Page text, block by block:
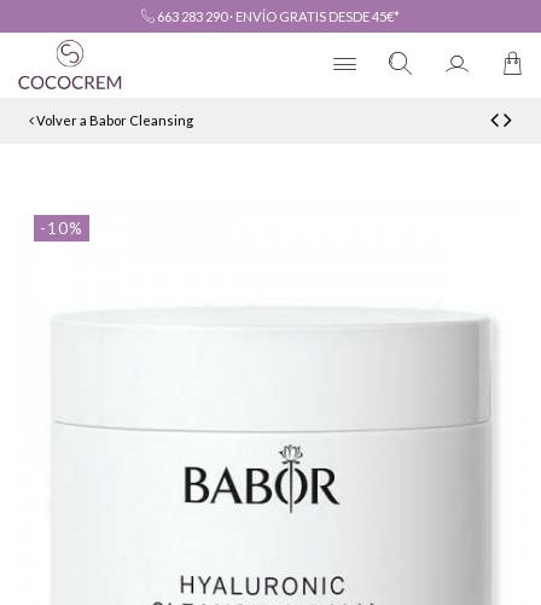
663 283 290· ENVÍO GRATIS DESDE 45€*
Volver a Babor Cleansing
-10%